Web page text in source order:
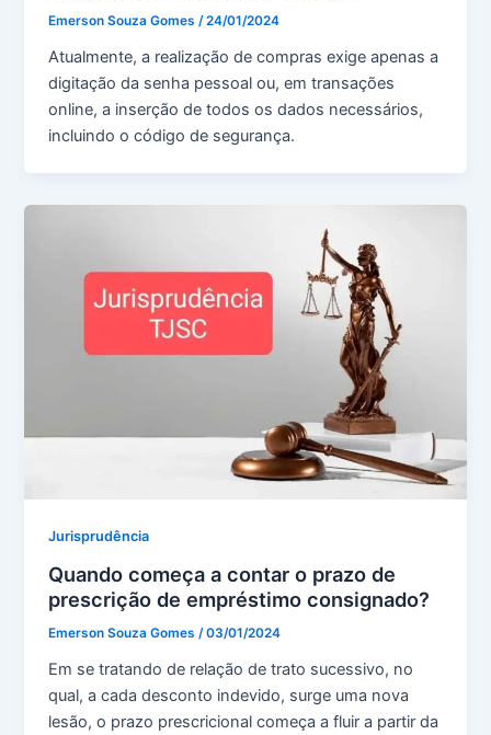
Emerson Souza Gomes/24/01/2024
Atualmente, a realização de compras exige apenas a
digitação da senha pessoal ou, em transações
online, a inserção de todos os dados necessários,
incluindo o código de segurança.
Jurisprudência
Quando começa a contar o prazo de
prescrição de empréstimo consignado?
Emerson Souza Gomes/03/01/2024
Em se tratando de relação de trato sucessivo, no
qual, a cada desconto indevido, surge uma nova
lesão, o prazo prescricional começa a fluir a partir da